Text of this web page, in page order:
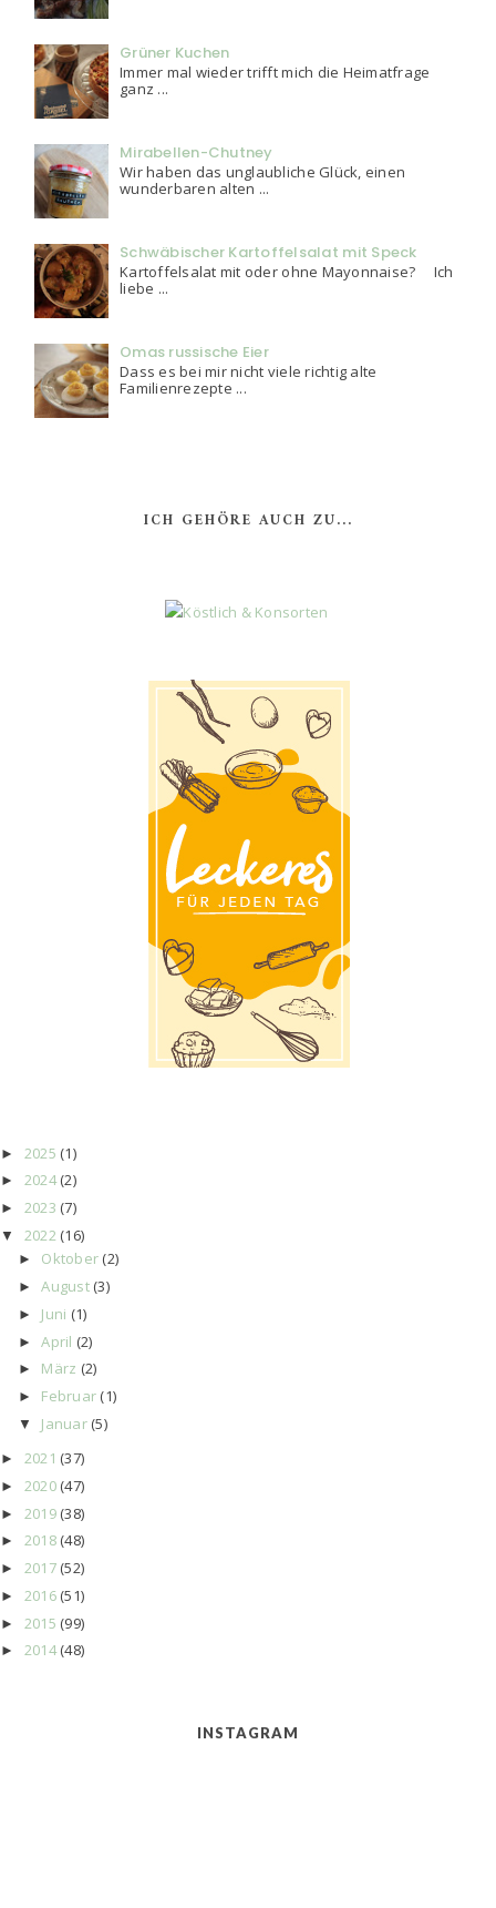
Grüner Kuchen
Immer mal wieder trifft mich die Heimatfrage
ganz ...
Mirabellen-Chutney
Wir haben das unglaubliche Glück, einen
wunderbaren alten ...
Schwäbischer Kartoffelsalat mit Speck
Kartoffelsalat mit oder ohne Mayonnaise? Ich
liebe ...
Omas russische Eier
Dass es bei mir nicht viele richtig alte
Familienrezepte ...
ICH GEHÖRE AUCH ZU...
► 2025 (1)
► 2024 (2)
► 2023 (7)
▼ 2022 (16)
► Oktober (2)
►August (3)
► Juni (1)
►April (2)
► März (2)
► Februar (1)
▼ Januar (5)
► 2021 (37)
► 2020 (47)
► 2019 (38)
► 2018 (48)
► 2017 (52)
► 2016 (51)
► 2015 (99)
► 2014 (48)
INSTAGRAM